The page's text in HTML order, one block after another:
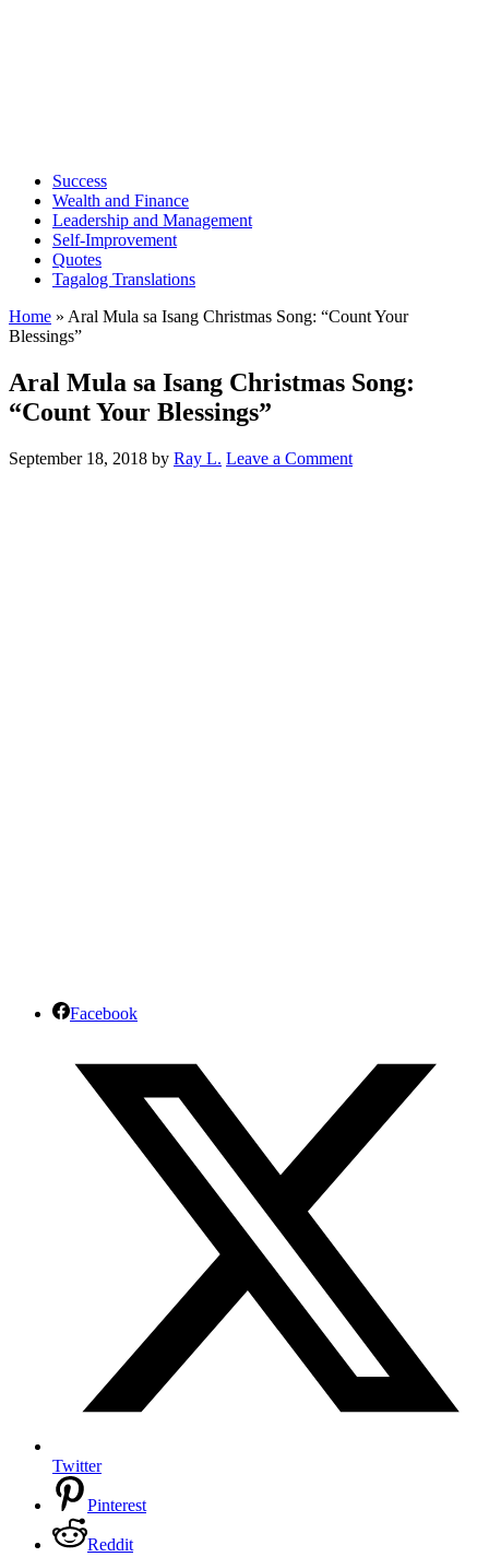
Success
Wealth and Finance
Leadership and Management
Self-Improvement
Quotes
Tagalog Translations
Home » Aral Mula sa Isang Christmas Song: “Count Your
Blessings”
Aral Mula sa Isang Christmas Song:
“Count Your Blessings”
September 18, 2018 by Ray L. Leave a Comment
Facebook
Twitter
Pinterest
Reddit